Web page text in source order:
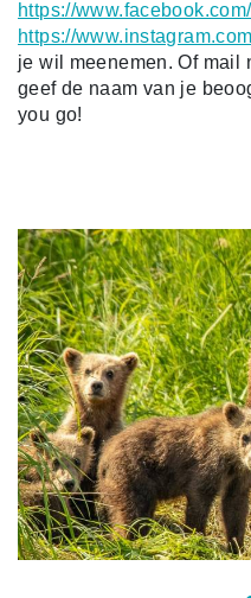
https://
https://
je wil meenemen. Of mail
geef de naam van je
you go!